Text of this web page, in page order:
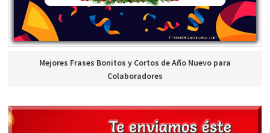
Mejores Frases Bonitos y Cortos de Año Nuevo para
Colaboradores